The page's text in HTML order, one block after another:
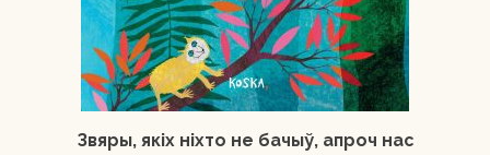
Звяры, якіх ніхто не бачыў, апроч нас